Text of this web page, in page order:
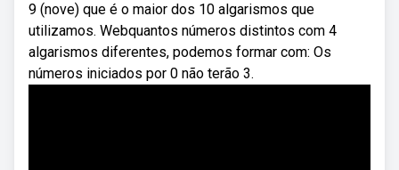
9 (nove) que é o maior dos 10 algarismos que
utilizamos. Webquantos números distintos com 4
algarismos diferentes, podemos formar com: Os
números iniciados por 0 não terão 3.